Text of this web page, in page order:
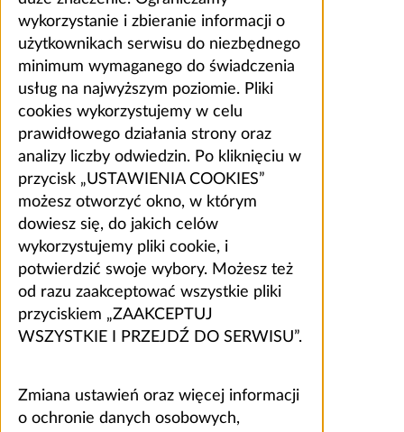
wykorzystanie i zbieranie informacji o
użytkownikach serwisu do niezbędnego
minimum wymaganego do świadczenia
usług na najwyższym poziomie. Pliki
cookies wykorzystujemy w celu
prawidłowego działania strony oraz
analizy liczby odwiedzin. Po kliknięciu w
przycisk „USTAWIENIA COOKIES”
możesz otworzyć okno, w którym
dowiesz się, do jakich celów
wykorzystujemy pliki cookie, i
potwierdzić swoje wybory. Możesz też
od razu zaakceptować wszystkie pliki
przyciskiem „ZAAKCEPTUJ
WSZYSTKIE I PRZEJDŹ DO SERWISU”.
Zmiana ustawień oraz więcej informacji
o ochronie danych osobowych,